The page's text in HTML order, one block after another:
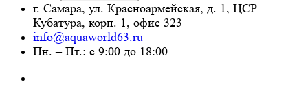
г. Самара, ул. Красноармейская, д. 1, ЦСР
Кубатура, корп. 1, офис 323
info@aquaworld63.ru
Пн. – Пт.: с 9:00 до 18:00